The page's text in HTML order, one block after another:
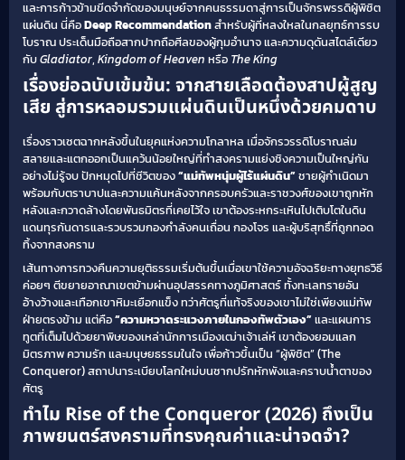
และการก้าวข้ามขีดจำกัดของมนุษย์จากคนธรรมดาสู่การเป็นจักรพรรดิผู้พิชิต
แผ่นดิน นี่คือDeep Recommendationสำหรับผู้ที่หลงใหลในกลยุทธ์การรบ
โบราณ ประเด็นมือถือสากปากถือศีลของผู้กุมอำนาจ และความดุดันสไตล์เดียว
กับGladiator, Kingdom of Heaven หรือ The King
เรื่องย่อฉบับเข้มข้น: จากสายเลือดต้องสาปผู้สูญ
เสีย สู่การหลอมรวมแผ่นดินเป็นหนึ่งด้วยคมดาบ
เรื่องราวเซตฉากหลังขึ้นในยุคแห่งความโกลาหล เมื่อจักรวรรดิโบราณล่ม
สลายและแตกออกเป็นแคว้นน้อยใหญ่ที่ทำสงครามแย่งชิงความเป็นใหญ่กัน
อย่างไม่รู้จบ ปักหมุดไปที่ชีวิตของ“แม่ทัพหนุ่มผู้ไร้แผ่นดิน”ชายผู้กำเนิดมา
พร้อมกับตราบาปและความแค้นหลังจากครอบครัวและราชวงศ์ของเขาถูกหัก
หลังและกวาดล้างโดยพันธมิตรที่เคยไว้ใจ เขาต้องระหกระเหินไปเติบโตในดิน
แดนทุรกันดารและรวบรวมกองกำลังคนเถื่อน กองโจร และผู้บริสุทธิ์ที่ถูกทอด
ทิ้งจากสงคราม
เส้นทางการทวงคืนความยุติธรรมเริ่มต้นขึ้นเมื่อเขาใช้ความอัจฉริยะทางยุทธวิธี
ค่อยๆ ตีขยายอาณาเขตข้ามผ่านอุปสรรคทางภูมิศาสตร์ ทั้งทะเลทรายอัน
อ้างว้างและเทือกเขาหิมะเยือกแข็ง ทว่าศัตรูที่แท้จริงของเขาไม่ใช่เพียงแม่ทัพ
ฝ่ายตรงข้าม แต่คือ“ความหวาดระแวงภายในกองทัพตัวเอง”และแผนการ
ทูตที่เต็มไปด้วยยาพิษของเหล่านักการเมืองเฒ่าเจ้าเล่ห์ เขาต้องยอมแลก
มิตรภาพ ความรัก และมนุษยธรรมในใจ เพื่อก้าวขึ้นเป็น “ผู้พิชิต” (The
Conqueror) สถาปนาระเบียบโลกใหม่บนซากปรักหักพังและคราบน้ำตาของ
ศัตรู
ทำไม Rise of the Conqueror (2026) ถึงเป็น
ภาพยนตร์สงครามที่ทรงคุณค่าและน่าจดจำ?